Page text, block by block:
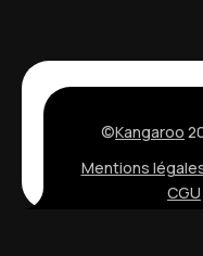
©Kangaroo
Mentions
CGU